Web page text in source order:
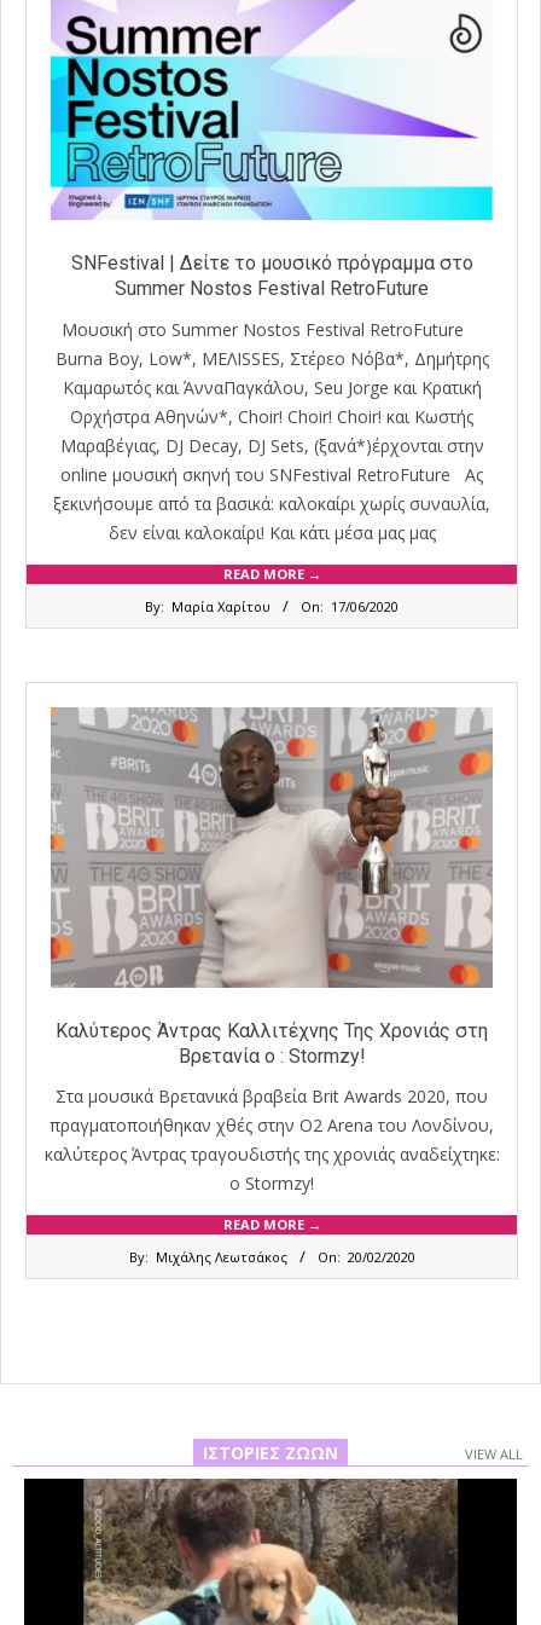
SNFestival | Δείτε το μουσικό πρόγραμμα στο
Summer Nostos Festival RetroFuture
Μουσική στο Summer Nostos Festival RetroFuture
Burna Boy, Low*, ΜΕΛΙSSES, Στέρεο Νόβα*, Δημήτρης
Καμαρωτός και ΆνναΠαγκάλου, Seu Jorge και Κρατική
Ορχήστρα Αθηνών*, Choir! Choir! Choir! και Κωστής
Μαραβέγιας, DJ Decay, DJ Sets, (ξανά*)έρχονται στην
online μoυσική σκηνή του SNFestival RetroFuture Ας
ξεκινήσουμε από τα βασικά: καλοκαίρι χωρίς συναυλία,
δεν είναι καλοκαίρι! Και κάτι μέσα μας μας
READ MORE →
By: Μαρία Χαρίτου On: 17/06/2020
Καλύτερος Άντρας Καλλιτέχνης Της Χρονιάς στη
Βρετανία ο : Stormzy!
Στα μουσικά Βρετανικά βραβεία Brit Awards 2020, που
πραγματοποιήθηκαν χθές στην Ο2 Arena του Λονδίνου,
καλύτερος Άντρας τραγουδιστής της χρονιάς αναδείχτηκε:
ο Stormzy!
READ MORE →
By: Μιχάλης Λεωτσάκος On: 20/02/2020
ΙΣΤΟΡΊΕΣ ΖΏΩΝ VIEW ALL